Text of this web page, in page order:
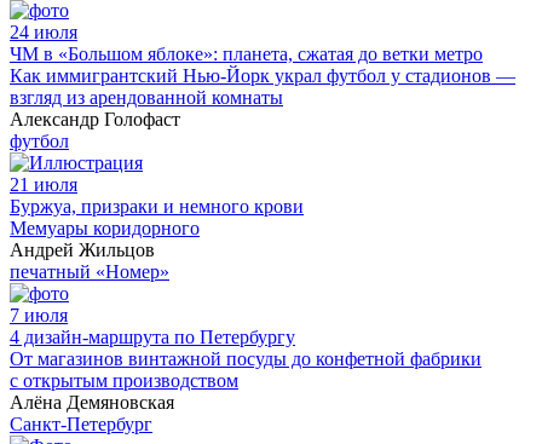
24 июля
ЧМ в «Большом яблоке»: планета, сжатая до ветки метро
Как иммигрантский Нью-Йорк украл футбол у стадионов —
взгляд из арендованной комнаты
Александр Голофаст
футбол
21 июля
Буржуа, призраки и немного крови
Мемуары коридорного
Андрей Жильцов
печатный «Номер»
7 июля
4 дизайн-маршрута по Петербургу
От магазинов винтажной посуды до конфетной фабрики
с открытым производством
Алёна Демяновская
Санкт-Петербург